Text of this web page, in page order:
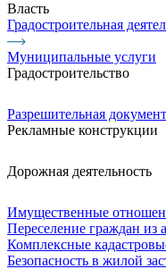
Власть
Градостроительная
Муниципальные услуги
Градостроительство
Разрешительная
Рекламные конструкции
Дорожная деятельность
Имущественные
Переселение граждан из
Комплексные
Безопасность в жилой